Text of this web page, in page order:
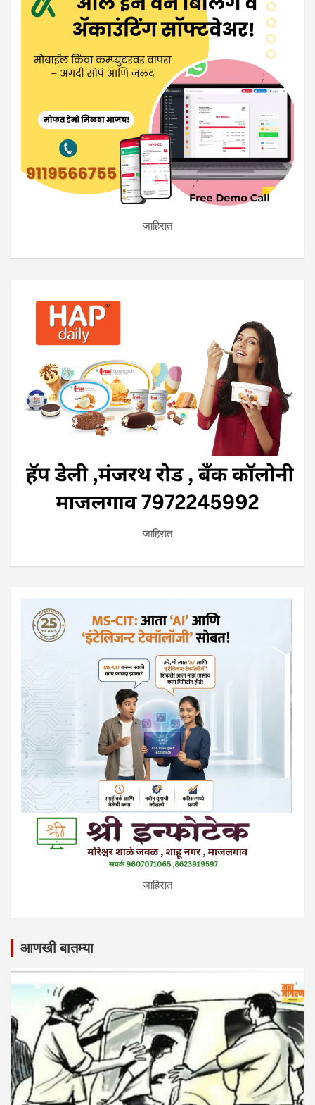
जाहिरात
जाहिरात
जाहिरात
आणखी बातम्या